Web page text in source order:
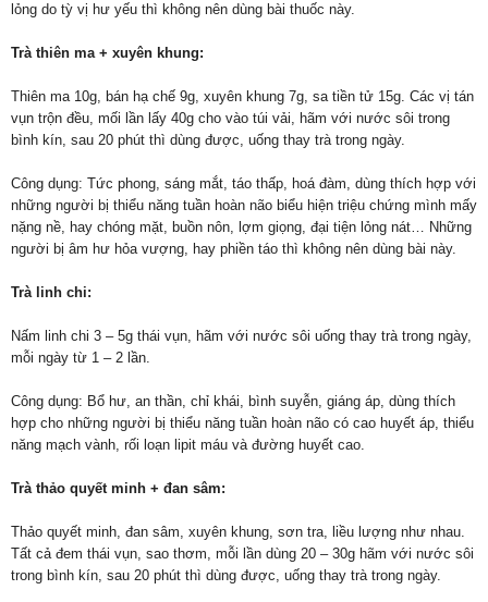
lỏng do tỳ vị hư yếu thì không nên dùng bài thuốc này.
Trà thiên ma + xuyên khung:
Thiên ma 10g, bán hạ chế 9g, xuyên khung 7g, sa tiền tử 15g. Các vị tán
vụn trộn đều, mối lần lấy 40g cho vào túi vải, hãm với nước sôi trong
bình kín, sau 20 phút thì dùng được, uống thay trà trong ngày.
Công dụng: Tức phong, sáng mắt, táo thấp, hoá đàm, dùng thích hợp với
những người bị thiểu năng tuần hoàn não biểu hiện triệu chứng mình mấy
nặng nề, hay chóng mặt, buồn nôn, lợm giọng, đại tiện lỏng nát… Những
người bị âm hư hỏa vượng, hay phiền táo thì không nên dùng bài này.
Trà linh chi:
Nấm linh chi 3 – 5g thái vụn, hãm với nước sôi uống thay trà trong ngày,
mỗi ngày từ 1 – 2 lần.
Công dụng: Bổ hư, an thần, chỉ khái, bình suyễn, giáng áp, dùng thích
hợp cho những người bị thiểu năng tuần hoàn não có cao huyết áp, thiểu
năng mạch vành, rối loạn lipit máu và đường huyết cao.
Trà thảo quyết minh + đan sâm:
Thảo quyết minh, đan sâm, xuyên khung, sơn tra, liều lượng như nhau.
Tất cả đem thái vụn, sao thơm, mỗi lần dùng 20 – 30g hãm với nước sôi
trong bình kín, sau 20 phút thì dùng được, uống thay trà trong ngày.